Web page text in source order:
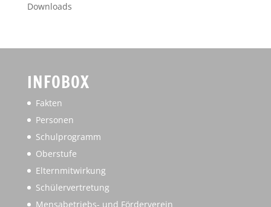
Downloads
INFOBOX
Fakten
Personen
Schulprogramm
Oberstufe
Elternmitwirkung
Schülervertretung
Mensabetriebs- und Förderverein